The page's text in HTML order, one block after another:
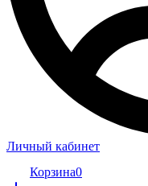
Личный кабинет
Корзина0